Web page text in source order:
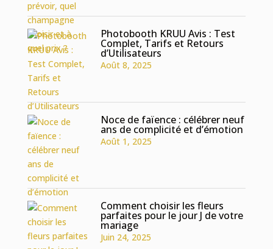
Photobooth KRUU Avis : Test
Complet, Tarifs et Retours
d’Utilisateurs
Août 8, 2025
Noce de faïence : célébrer neuf
ans de complicité et d’émotion
Août 1, 2025
Comment choisir les fleurs
parfaites pour le jour J de votre
mariage
Juin 24, 2025